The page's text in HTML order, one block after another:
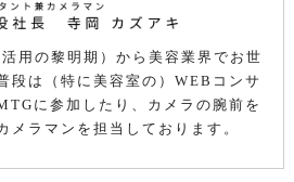
用の黎明期）から美容業界でお世
段は（特に美容室の）WEBコンサ
に参加したり、カメラの腕前を
メラマンを担当しております。